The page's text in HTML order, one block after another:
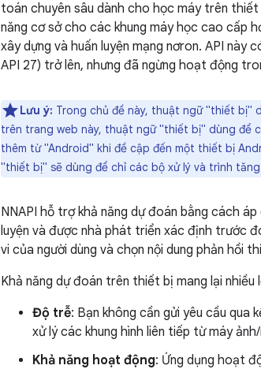
toán chuyên sâu dành cho học máy trên
năng cơ sở cho các khung máy học cao cấp
xây dựng và huấn luyện mạng nơron. API
API 27) trở lên, nhưng đã ngừng hoạt động
Lưu ý: Trong chủ đề này, thuật ngữ "thiết bị"
trên trang web này, thuật ngữ "thiết bị" dùng để
thêm từ "Android" khi đề cập đến một thiết bị
"thiết bị" sẽ dùng để chỉ các bộ xử lý và trình
NNAPI hỗ trợ khả năng dự đoán bằng cách
luyện và được nhà phát triển xác định trước
vi của người dùng và chọn nội dung phản hồi
Khả năng dự đoán trên thiết bị mang lại nhiều
Độ trễ: Bạn không cần gửi yêu cầu qua
xử lý các khung hình liên tiếp từ máy
Khả năng hoạt động: Ứng dụng hoạt